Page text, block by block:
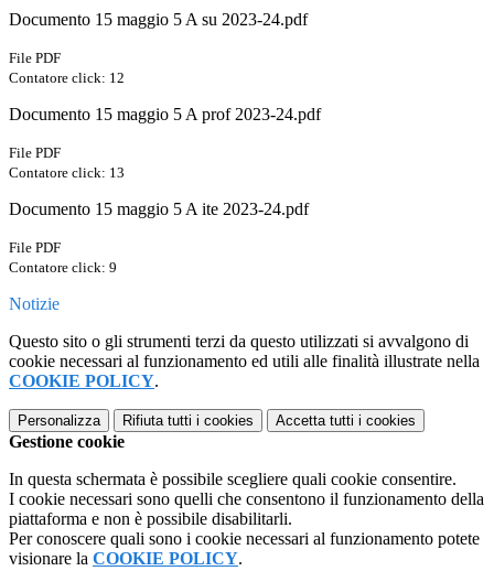
Documento 15 maggio 5 A su 2023-24.pdf
File PDF
Contatore click: 12
Documento 15 maggio 5 A prof 2023-24.pdf
File PDF
Contatore click: 13
Documento 15 maggio 5 A ite 2023-24.pdf
File PDF
Contatore click: 9
Notizie
Questo sito o gli strumenti terzi da questo utilizzati si avvalgono di
cookie necessari al funzionamento ed utili alle finalità illustrate nella
COOKIE POLICY.
Personalizza Rifiuta tutti i cookies Accetta tutti i cookies
Gestione cookie
In questa schermata è possibile scegliere quali cookie consentire.
I cookie necessari sono quelli che consentono il funzionamento della
piattaforma e non è possibile disabilitarli.
Per conoscere quali sono i cookie necessari al funzionamento potete
visionare la COOKIE POLICY.